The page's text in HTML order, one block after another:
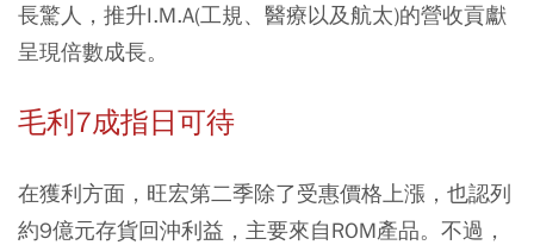
長驚人，推升I.M.A(工規、醫療以及航太)的營收貢獻
呈現倍數成長。
毛利7成指日可待
在獲利方面，旺宏第二季除了受惠價格上漲，也認列
約9億元存貨回沖利益，主要來自ROM產品。不過，